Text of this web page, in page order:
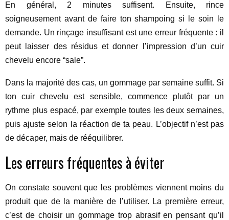
En général, 2 minutes suffisent. Ensuite, rince
soigneusement avant de faire ton shampoing si le soin le
demande. Un rinçage insuffisant est une erreur fréquente : il
peut laisser des résidus et donner l’impression d’un cuir
chevelu encore “sale”.
Dans la majorité des cas, un gommage par semaine suffit. Si
ton cuir chevelu est sensible, commence plutôt par un
rythme plus espacé, par exemple toutes les deux semaines,
puis ajuste selon la réaction de ta peau. L’objectif n’est pas
de décaper, mais de rééquilibrer.
Les erreurs fréquentes à éviter
On constate souvent que les problèmes viennent moins du
produit que de la manière de l’utiliser. La première erreur,
c’est de choisir un gommage trop abrasif en pensant qu’il